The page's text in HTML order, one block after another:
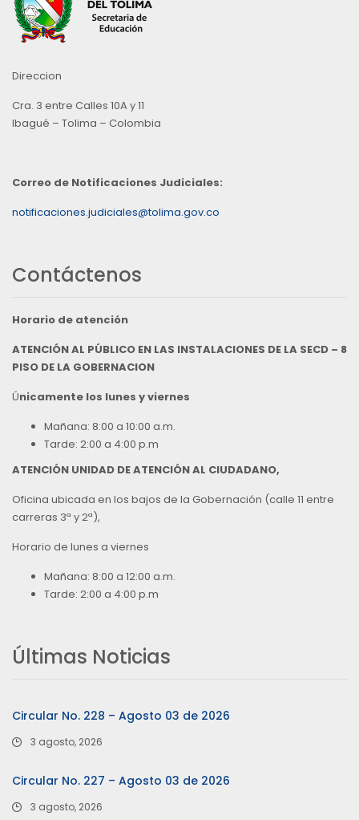
Direccion
Cra. 3 entre Calles 10A y 11
Ibagué – Tolima – Colombia
Correo de Notificaciones Judiciales:
notificaciones.judiciales@tolima.gov.co
Contáctenos
Horario de atención
ATENCIÓN AL PÚBLICO EN LAS INSTALACIONES DE LA SECD – 8
PISO DE LA GOBERNACION
Únicamente los lunes y viernes
Mañana: 8:00 a 10:00 a.m.
Tarde: 2:00 a 4:00 p.m
ATENCIÓN UNIDAD DE ATENCIÓN AL CIUDADANO,
Oficina ubicada en los bajos de la Gobernación (calle 11 entre
carreras 3ª y 2ª),
Horario de lunes a viernes
Mañana: 8:00 a 12:00 a.m.
Tarde: 2:00 a 4:00 p.m
Últimas Noticias
Circular No. 228 – Agosto 03 de 2026
3 agosto, 2026
Circular No. 227 – Agosto 03 de 2026
3 agosto, 2026